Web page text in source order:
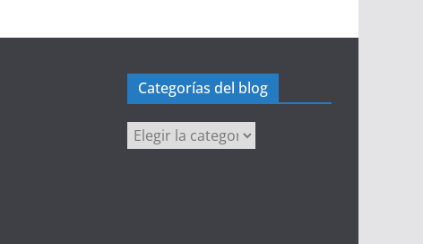
Categorías del blog
Categorías
del